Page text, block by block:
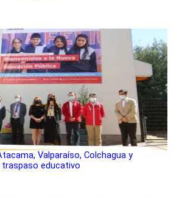
Valparaíso, Colchagua y
traspaso educativo